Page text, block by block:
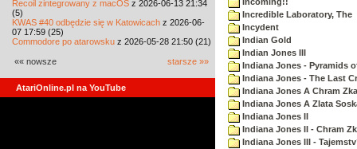
Recoil zintegrowany z macOS z 2026-06-13 21:34
(5)
KWAS #40 odbędzie się w Katowicach z 2026-06-
07 17:59 (25)
Commodore po atarowsku z 2026-05-28 21:50 (21)
«« nowsze starsze »»
AtariOnline.pl na YouTube
Incredible Laboratory, The
Incydent
Indian Gold
Indian Jones III
Indiana Jones - Pyramids
Indiana Jones - The Last
Indiana Jones A Chram
Indiana Jones A Zlata
Indiana Jones II
Indiana Jones II - Chram
Indiana Jones III -